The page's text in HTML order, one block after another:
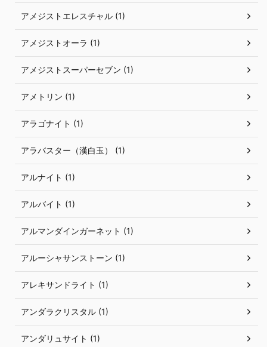
アメジストエレスチャル (1)
アメジストオーラ (1)
アメジストスーパーセブン (1)
アメトリン (1)
アラゴナイト (1)
アラバスター（漢白玉） (1)
アルナイト (1)
アルバイト (1)
アルマンダインガーネット (1)
アルーシャサンストーン (1)
アレキサンドライト (1)
アンダラクリスタル (1)
アンダリュサイト (1)